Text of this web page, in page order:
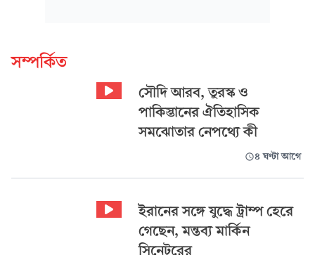
সম্পর্কিত
সৌদি আরব, তুরস্ক ও
পাকিস্তানের ঐতিহাসিক
সমঝোতার নেপথ্যে কী
৪ ঘণ্টা আগে
ইরানের সঙ্গে যুদ্ধে ট্রাম্প হেরে
গেছেন, মন্তব্য মার্কিন
সিনেটরের